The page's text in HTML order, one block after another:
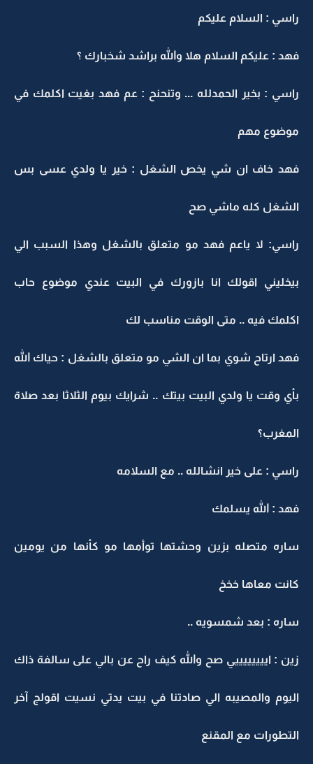
راسي : السلام عليكم
فهد : عليكم السلام هلا والله براشد شخبارك ؟
راسي : بخير الحمدلله ... وتنحنح : عم فهد بغيت اكلمك في
موضوع مهم
فهد خاف ان شي يخص الشغل : خير يا ولدي عسى بس
الشغل كله ماشي صح
راسي: لا ياعم فهد مو متعلق بالشغل وهذا السبب الي
بيخليني اقولك انا بازورك في البيت عندي موضوع حاب
اكلمك فيه .. متى الوقت مناسب لك
فهد ارتاح شوي بما ان الشي مو متعلق بالشغل : حياك الله
بأي وقت يا ولدي البيت بيتك .. شرايك بيوم الثلاثا بعد صلاة
المغرب؟
راسي : على خير انشالله .. مع السلامه
فهد : الله يسلمك
ساره متصله بزين وحشتها توأمها مو كأنها من يومين
كانت معاها خخخ
ساره : بعد شمسويه ..
زين : اييييييييي صح والله كيف راح عن بالي على سالفة ذاك
اليوم والمصيبه الي صادتنا في بيت يدتي نسيت اقولج آخر
التطورات مع المقنع